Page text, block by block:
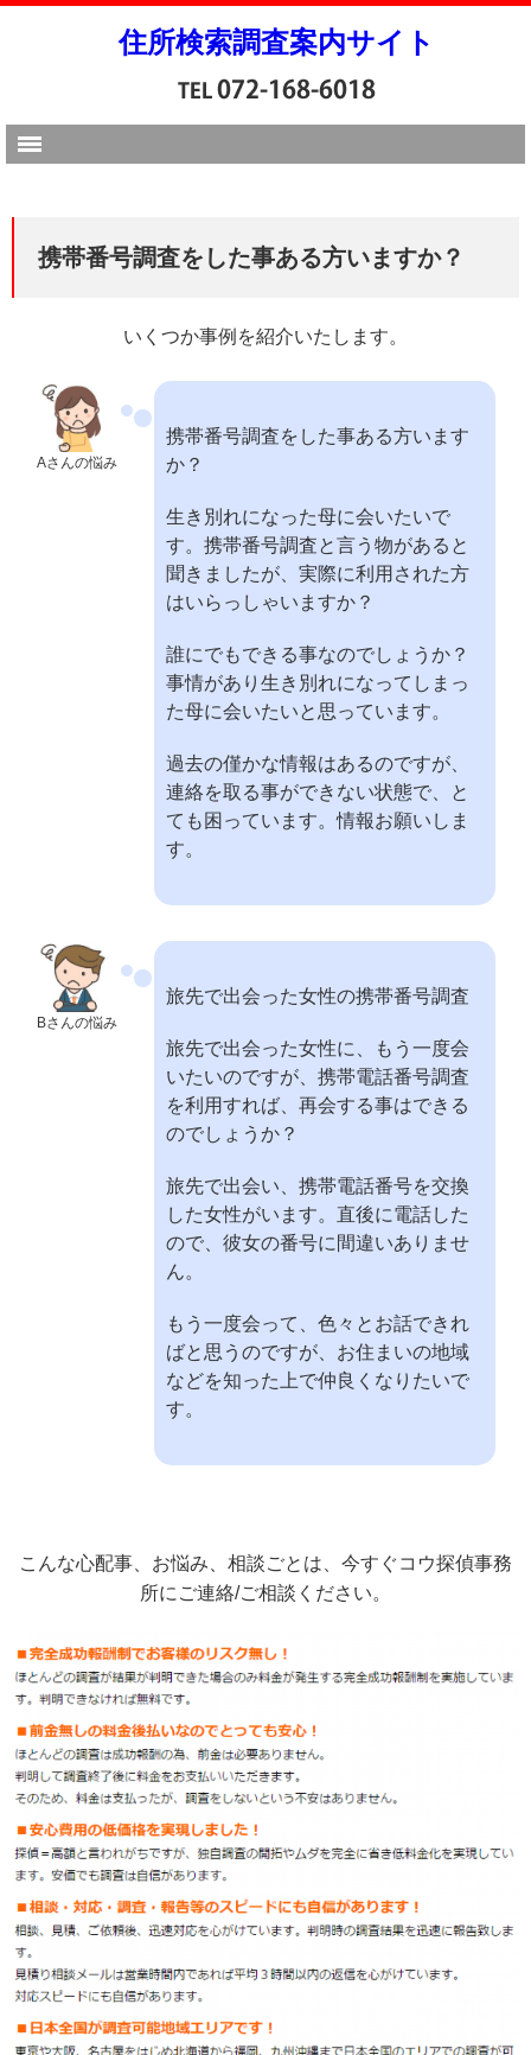
住所検索調査案内サイト
携帯番号調査をした事ある方いますか？
いくつか事例を紹介いたします。
Aさんの悩み
携帯番号調査をした事ある方います
か？
生き別れになった母に会いたいで
す。携帯番号調査と言う物があると
聞きましたが、実際に利用された方
はいらっしゃいますか？
誰にでもできる事なのでしょうか？
事情があり生き別れになってしまっ
た母に会いたいと思っています。
過去の僅かな情報はあるのですが、
連絡を取る事ができない状態で、と
ても困っています。情報お願いしま
す。
Bさんの悩み
旅先で出会った女性の携帯番号調査
旅先で出会った女性に、もう一度会
いたいのですが、携帯電話番号調査
を利用すれば、再会する事はできる
のでしょうか？
旅先で出会い、携帯電話番号を交換
した女性がいます。直後に電話した
ので、彼女の番号に間違いありませ
ん。
もう一度会って、色々とお話できれ
ばと思うのですが、お住まいの地域
などを知った上で仲良くなりたいで
す。
こんな心配事、お悩み、相談ごとは、今すぐコウ探偵事務
所にご連絡/ご相談ください。